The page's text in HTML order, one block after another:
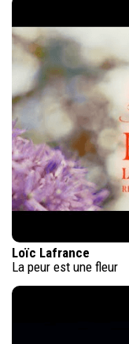
Loïc Lafrance
La peur est une fleur